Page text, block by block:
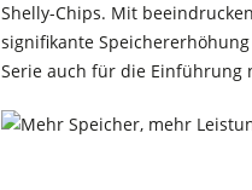
Shelly-Chips. Mit
signifikante
Serie auch für die Einführung